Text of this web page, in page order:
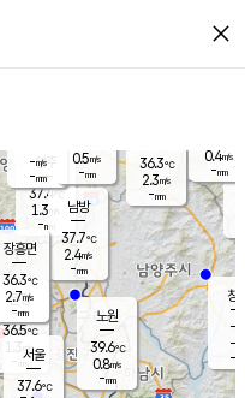
close
양주
37.4℃
1.3
-mm
36.3℃
2.3m/s
-mm
창
-
-m/
-
0.4m/s
-mm
은평
36.5℃
1.3 m/s
- mm
노원
39.6℃
0.8m/s
-mm
남방
37.7℃
2.4m/s
-mm
장흥면
36.3℃
2.7m/s
-mm
-m/s
-mm
서울
37.6℃
0.5m/s
-mm